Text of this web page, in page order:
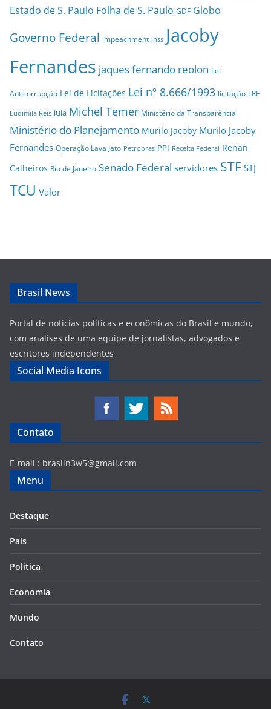
Estado de S. Paulo Folha de S. Paulo GDF Globo
Governo Federal impeachment inss Jacoby
Fernandes jaques fernando reolon Lei
Anticorrupção Lei de Licitações Lei nº 8.666/1993 licitação LRF
Ludimila Reis lula Michel Temer Ministério da Transparência
Ministério do Planejamento Murilo Jacoby Murilo Jacoby
Fernandes Operação Lava Jato Petrobras PPI Receita Federal Renan
Calheiros Rio de Janeiro Senado Federal servidores STF STJ
TCU Valor
Brasil News
Portal de noticias politicas e econômicas do Brasil e mundo,
com analises de uma equipe de jornalistas, advogados e
escritores independentes
Social Media Icons
Contato
E-mail : brasiln3w5@gmail.com
Menu
Destaque
País
Politica
Economia
Mundo
Contato